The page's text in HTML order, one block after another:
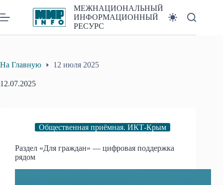
к
сути
МЕЖНАЦИОНАЛЬНЫЙ
ИНФОРМАЦИОННЫЙ
РЕСУРС
На Главную 12 июля 2025
12.07.2025
Общественная приёмная. ИКТ-Крым
Раздел «Для граждан» — цифровая поддержка
рядом